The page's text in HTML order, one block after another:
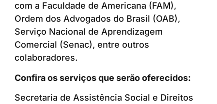
com a Faculdade de Americana (FAM),
Ordem dos Advogados do Brasil (OAB),
Serviço Nacional de Aprendizagem
Comercial (Senac), entre outros
colaboradores.
Confira os serviços que serão oferecidos:
Secretaria de Assistência Social e Direitos